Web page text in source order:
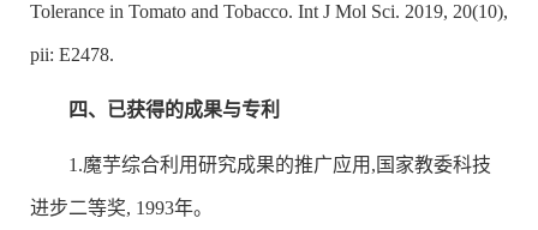
Tolerance in Tomato and Tobacco. Int J Mol Sci. 2019, 20(10),
pii: E2478.
四、已获得的成果与专利
1.魔芋综合利用研究成果的推广应用,国家教委科技
进步二等奖, 1993年。